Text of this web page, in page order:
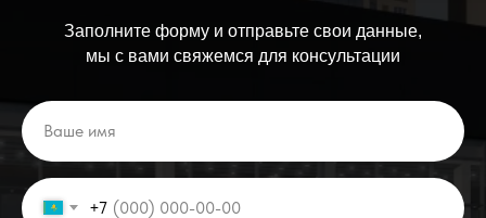
Заполните форму и отправьте свои данные,
мы с вами свяжемся для консультации
+7